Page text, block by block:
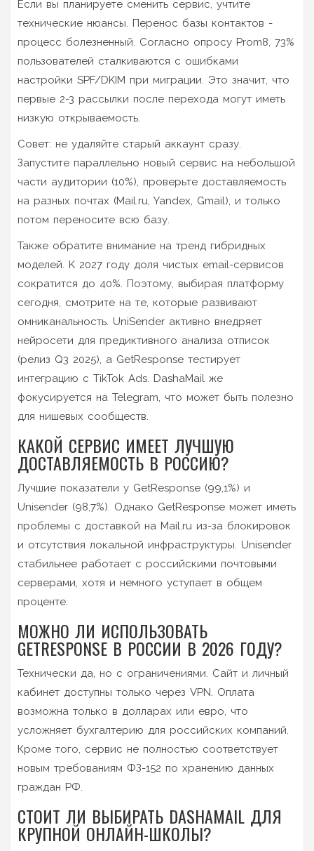
Если вы планируете сменить сервис, учтите
технические нюансы. Перенос базы контактов -
процесс болезненный. Согласно опросу Prom8, 73%
пользователей сталкиваются с ошибками
настройки SPF/DKIM при миграции. Это значит, что
первые 2-3 рассылки после перехода могут иметь
низкую открываемость.
Совет: не удаляйте старый аккаунт сразу.
Запустите параллельно новый сервис на небольшой
части аудитории (10%), проверьте доставляемость
на разных почтах (Mail.ru, Yandex, Gmail), и только
потом переносите всю базу.
Также обратите внимание на тренд гибридных
моделей. K 2027 году доля чистых email-сервисов
сократится до 40%. Поэтому, выбирая платформу
сегодня, смотрите на те, которые развивают
омниканальность. UniSender активно внедряет
нейросети для предиктивного анализа отписок
(релиз Q3 2025), а GetResponse тестирует
интеграцию с TikTok Ads. DashaMail же
фокусируется на Telegram, что может быть полезно
для нишевых сообществ.
КАКОЙ СЕРВИС ИМЕЕТ ЛУЧШУЮ
ДОСТАВЛЯЕМОСТЬ В РОССИЮ?
Лучшие показатели у GetResponse (99,1%) и
Unisender (98,7%). Однако GetResponse может иметь
проблемы с доставкой на Mail.ru из-за блокировок
и отсутствия локальной инфраструктуры. Unisender
стабильнее работает с российскими почтовыми
серверами, хотя и немного уступает в общем
проценте.
МОЖНО ЛИ ИСПОЛЬЗОВАТЬ
GETRESPONSE В РОССИИ В 2026 ГОДУ?
Технически да, но с ограничениями. Сайт и личный
кабинет доступны только через VPN. Оплата
возможна только в долларах или евро, что
усложняет бухгалтерию для российских компаний.
Кроме того, сервис не полностью соответствует
новым требованиям ФЗ-152 по хранению данных
граждан РФ.
СТОИТ ЛИ ВЫБИРАТЬ DASHAMAIL ДЛЯ
КРУПНОЙ ОНЛАЙН-ШКОЛЫ?